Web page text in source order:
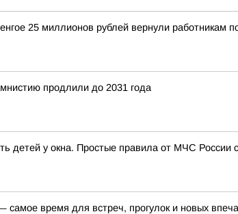
25 миллионов рублей вернули работникам
продлили до 2031 года
детей у окна. Простые правила от МЧС России
время для встреч, прогулок и новых